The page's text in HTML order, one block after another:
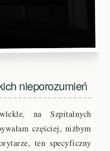
nieporozumień
na Szpitalnych
częściej, niżbym
ten specyficzny